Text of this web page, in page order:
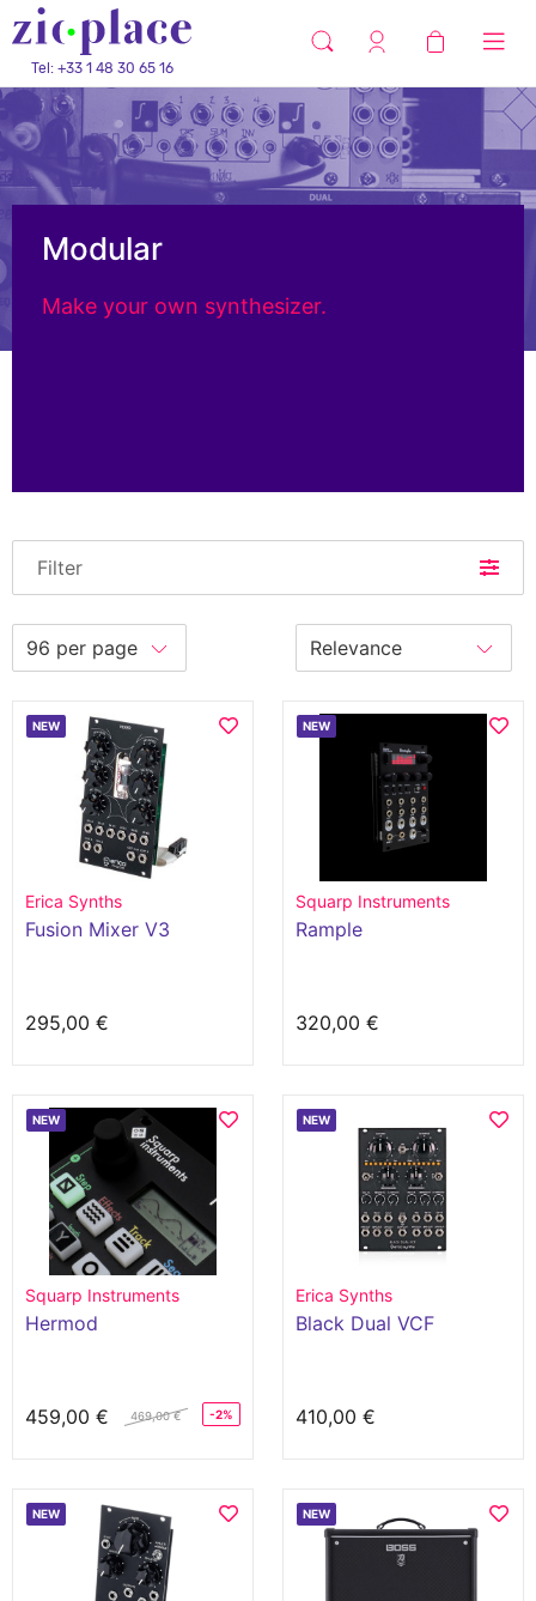
Tel: +33 1 48 30 65 16
Modular
Make your own synthesizer.
Filter
NEW
Erica Synths
Fusion Mixer V3
295,00 €
NEW
Squarp Instruments
Rample
320,00 €
NEW
Squarp Instruments
Hermod
459,00 € 469,00 € -2%
NEW
Erica Synths
Black Dual VCF
410,00 €
NEW NEW